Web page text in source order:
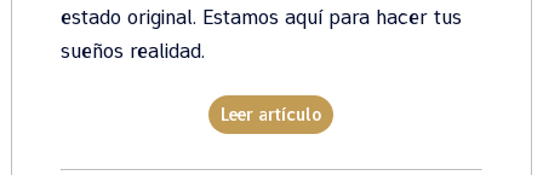
estado original. Estamos aquí para hacer tus
sueños realidad.
Leer artículo